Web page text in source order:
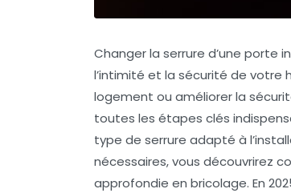
Changer la serrure d’une porte
l’intimité et la sécurité de votre
logement ou améliorer la
toutes les étapes clés
type de serrure adapté à
nécessaires, vous découvrirez
approfondie en bricolage. En